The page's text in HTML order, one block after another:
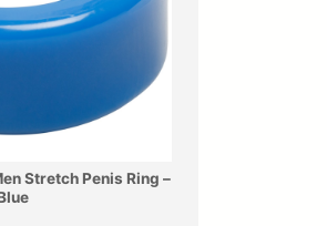
Stretch Penis Ring –